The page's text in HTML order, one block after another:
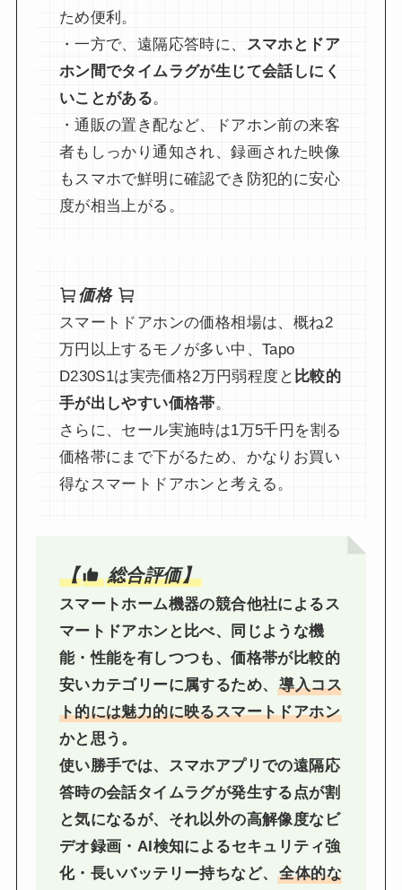
ため便利。
・一方で、遠隔応答時に、
スマホとドア
ホン間でタイムラグが生じて会話しにく
いことがある。
・通販の置き配など、ドアホン前の来客
者もしっかり通知され、録画された映像
もスマホで鮮明に確認でき防犯的に安心
度が相当上がる。
価格
スマートドアホンの価格相場は、概ね2
万円以上するモノが多い中、Tapo
D230S1は実売価格2万円弱程度と 比較的
手が出しやすい価格帯。
さらに、セール実施時は1万5千円を割る
価格帯にまで下がるため、かなりお買い
得なスマートドアホンと考える。
【 総合評価】
スマートホーム機器の競合他社によるス
マートドアホンと比べ、同じような機
能・性能を有しつつも、価格帯が比較的
安いカテゴリーに属するため、導入コス
ト的には魅力的に映るスマートドアホン
かと思う。
使い勝手では、スマホアプリでの遠隔応
答時の会話タイムラグが発生する点が割
と気になるが、それ以外の高解像度なビ
デオ録画・AI検知によるセキュリティ強
化・長いバッテリー持ちなど、全体的な